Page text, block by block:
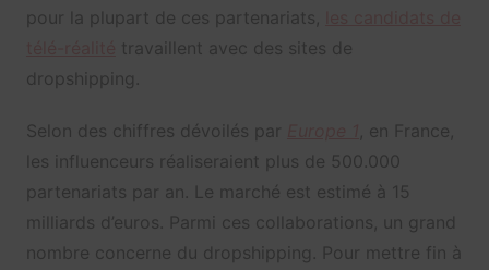
pour la plupart de ces partenariats,
travaillent avec des sites de
dropshipping.
Selon des chiffres dévoilés par
, en France,
les influenceurs réaliseraient plus de 500.000
partenariats par an. Le marché est estimé à 15
milliards d’euros. Parmi ces collaborations, un grand
nombre concerne du dropshipping. Pour mettre fin à